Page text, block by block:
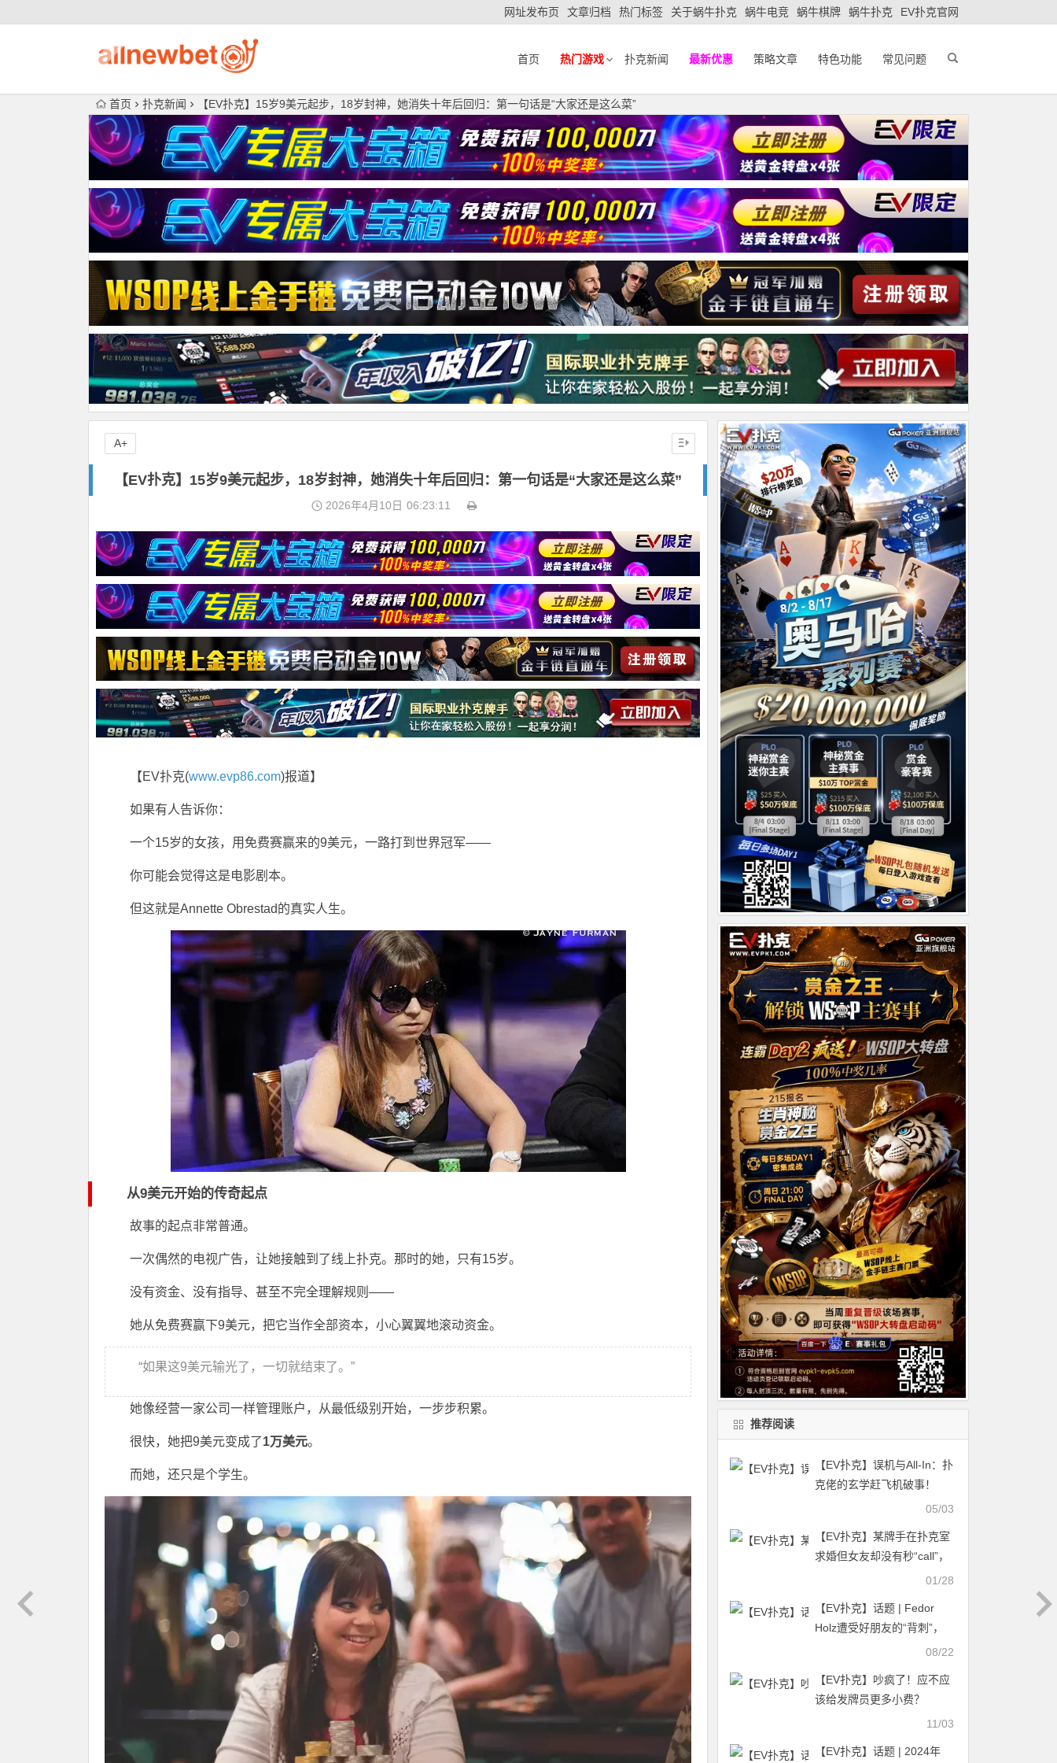
网址发布页 文章归档 热门标签 关于蜗牛扑克 蜗牛电竞 蜗牛棋牌 蜗牛扑克 EV扑克官网
首页 热门游戏 扑克新闻 最新优惠 策略文章 特色功能 常见问题
首页 扑克新闻 【EV扑克】15岁9美元起步，18岁封神，她消失十年后回归：第一句话是“大家还是这么菜”
【EV扑克】15岁9美元起步，18岁封神，她消失十年后回归：第一句话是“大家还是这么菜”
2026年4月10日 06:23:11
【EV扑克(www.evp86.com)报道】
如果有人告诉你：
一个15岁的女孩，用免费赛赢来的9美元，一路打到世界冠军——
你可能会觉得这是电影剧本。
但这就是Annette Obrestad的真实人生。
从9美元开始的传奇起点
故事的起点非常普通。
一次偶然的电视广告，让她接触到了线上扑克。那时的她，只有15岁。
没有资金、没有指导、甚至不完全理解规则——
她从免费赛赢下9美元，把它当作全部资本，小心翼翼地滚动资金。
“如果这9美元输光了，一切就结束了。”
她像经营一家公司一样管理账户，从最低级别开始，一步步积累。
很快，她把9美元变成了1万美元。
而她，还只是个学生。
A+
推荐阅读
【EV扑克】误机与All-In：扑
克佬的玄学赶飞机破事！
05/03
【EV扑克】某牌手在扑克室
求婚但女友却没有秒“call”，
01/28
【EV扑克】话题 | Fedor
Holz遭受好朋友的“背刺”，
08/22
【EV扑克】吵疯了！应不应
该给发牌员更多小费？
11/03
【EV扑克】话题 | 2024年